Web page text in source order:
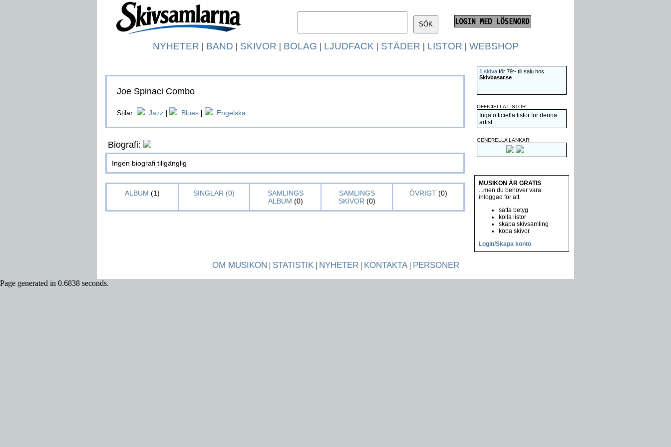
NYHETER | BAND | SKIVOR | BOLAG | LJUDFACK | STÄDER | LISTOR | WEBSHOP
Joe Spinaci Combo
Stilar: Jazz | Blues | Engelska
Biografi:
Ingen biografi tillgänglig
ALBUM (1) SINGLAR (0)
SAMLINGS
ALBUM (0)
SAMLINGS
SKIVOR (0)
ÖVRIGT(0)
1 skiva för 79:- till salu hos
Skivbasar.se
OFFICIELLA LISTOR:
Inga officiella listor för denna
artist.
GENERELLA LÄNKAR:
MUSIKON ÄR GRATIS
...men du behöver vara
inloggad för att:
sätta betyg
kolla listor
skapa skivsamling
köpa skivor
Login/Skapa konto
OM MUSIKON | STATISTIK| NYHETER| KONTAKTA| PERSONER
Page generated in 0.6838 seconds.